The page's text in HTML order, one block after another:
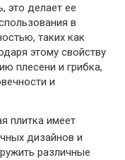
это делает ее
в
таких как
этому свойству
плесени и грибка,
и
плитка имеет
дизайнов и
различные